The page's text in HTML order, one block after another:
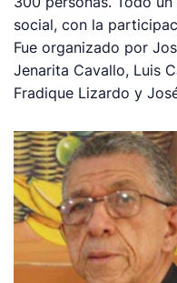
social, con la
Fue organizado por
Jenarita Cavallo, Luis
Fradique Lizardo y